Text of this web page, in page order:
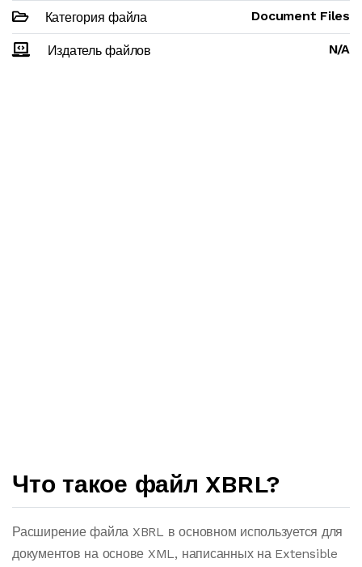
Категория файла Document Files
Издатель файлов N/A
Что такое файл XBRL?
Расширение файла XBRL в основном используется для
документов на основе XML, написанных на Extensible